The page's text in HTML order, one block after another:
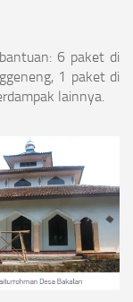
6 paket di
1 paket di
lainnya.